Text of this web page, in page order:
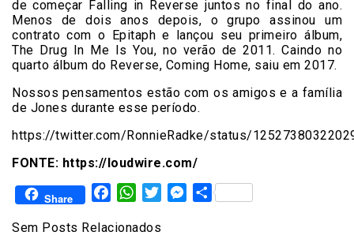
de começar Falling in Reverse juntos no final do ano.
Menos de dois anos depois, o grupo assinou um
contrato com o Epitaph e lançou seu primeiro álbum,
The Drug In Me Is You, no verão de 2011. Caindo no
quarto álbum do Reverse, Coming Home, saiu em 2017.
Nossos pensamentos estão com os amigos e a família
de Jones durante esse período.
https://twitter.com/RonnieRadke/status/
FONTE: https://loudwire.com/
Share FacebookWhatsAppTwitterMessenger
Share
Sem Posts Relacionados